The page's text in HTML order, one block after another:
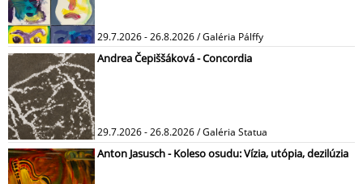
29.7.2026 - 26.8.2026 / Galéria Pálffy
Andrea Čepiššáková - Concordia
29.7.2026 - 26.8.2026 / Galéria Statua
Anton Jasusch - Koleso osudu: Vízia, utópia, dezilúzia